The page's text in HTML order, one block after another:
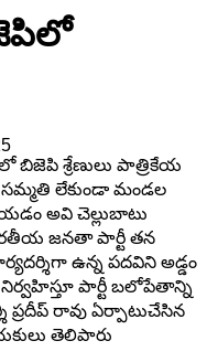
శ్రేణులు పాత్రికేయ
సమ్మతి లేకుండా మండల
అవి చెల్లుబాటు
జనతా పార్టీ తన
ఉన్న పదవిని అడ్డం
పార్టీ బలోపేతాన్ని
ప్రదీప్ రావు ఏర్పాటుచేసిన
తెలిపారు